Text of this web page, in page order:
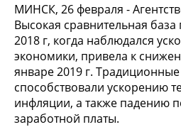
МИНСК, 26 февраля -
Высокая сравнительная
2018 г, когда наблюдался
экономики, привела к
январе 2019 г.
способствовали ускорению
инфляции, а также падению
заработной платы.